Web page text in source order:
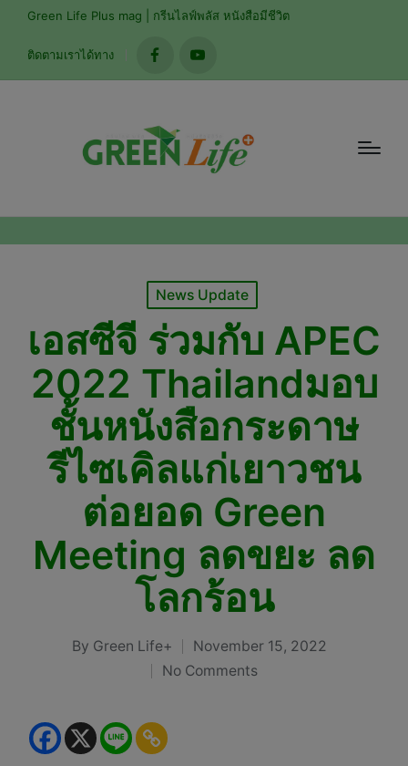
Green Life Plus mag | กรีนไลฟ์พลัส หนังสือมีชีวิต
ติดตามเราได้ทาง
facebookyoutube
Posted
News Update
เอสซีจี ร่วมกับ APEC
2022 Thailandมอบ
ชั้นหนังสือกระดาษ
รีไซเคิลแก่เยาวชน
ต่อยอด Green
Meeting ลดขยะ ลด
โลกร้อน
Posted
By Green Life+
November 15, 2022
No Comments